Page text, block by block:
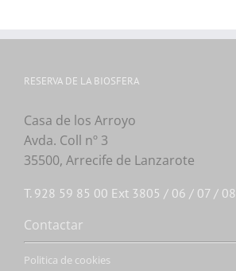
RESERVA DE LA BIOSFERA
Casa de los Arroyo
Avda. Coll nº 3
35500, Arrecife de Lanzarote
T. 928 59 85 00 Ext 3805 / 06 / 07 / 08
Contactar
Politica de cookies